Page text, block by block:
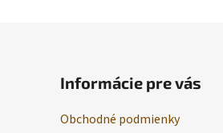
Informácie pre vás
Obchodné podmienky